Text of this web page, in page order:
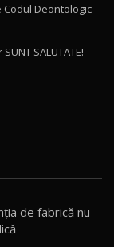
după el
Deontologic
SALUTATE!
de fabrică nu